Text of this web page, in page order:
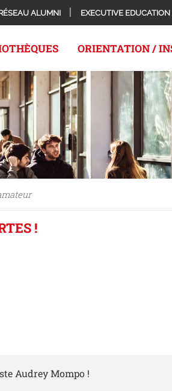
ALUMNI EXECUTIVE EDUCATION
ORIENTATION /
!
Audrey Mompo !